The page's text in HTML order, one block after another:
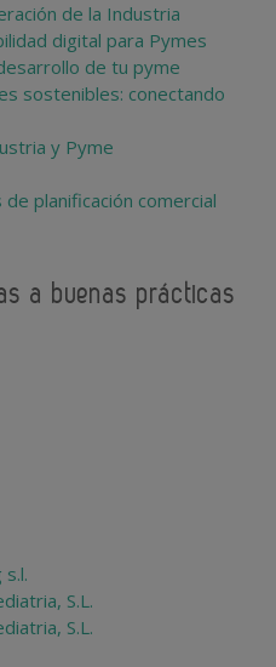
de la Industria
digital para Pymes
de tu pyme
sostenibles: conectando
y Pyme
planificación comercial
a buenas prácticas
S.L.
S.L.